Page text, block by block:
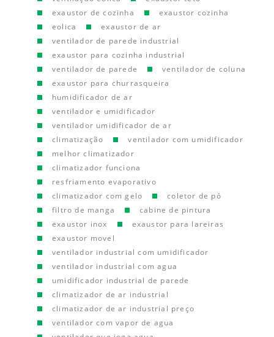
exaustor de cozinha
exaustor cozinha
eolica
exaustor de ar
ventilador de parede industrial
exaustor para cozinha industrial
ventilador de parede
ventilador de coluna
exaustor para churrasqueira
humidificador de ar
ventilador e umidificador
ventilador umidificador de ar
climatização
ventilador com umidificador
melhor climatizador
climatizador funciona
resfriamento evaporativo
climatizador com gelo
coletor de pó
filtro de manga
cabine de pintura
exaustor inox
exaustor para lareiras
exaustor movel
ventilador industrial com umidificador
ventilador industrial com agua
umidificador industrial de parede
climatizador de ar industrial
climatizador de ar industrial preço
ventilador com vapor de agua